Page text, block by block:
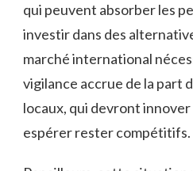
qui peuvent absorber les
investir dans des
marché international
vigilance accrue de la part
locaux, qui devront
espérer rester compétitifs.